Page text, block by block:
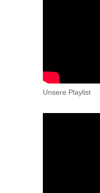
Unsere Playlist